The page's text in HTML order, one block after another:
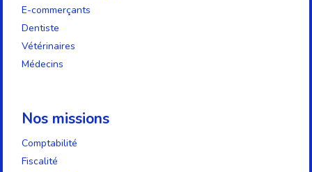
E-commerçants
Dentiste
Vétérinaires
Médecins
Nos missions
Comptabilité
Fiscalité